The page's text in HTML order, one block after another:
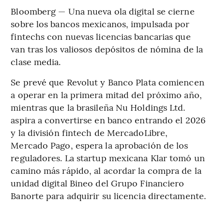
Bloomberg — Una nueva ola digital se cierne
sobre los bancos mexicanos, impulsada por
fintechs con nuevas licencias bancarias que
van tras los valiosos depósitos de nómina de la
clase media.
Se prevé que Revolut y Banco Plata comiencen
a operar en la primera mitad del próximo año,
mientras que la brasileña Nu Holdings Ltd.
aspira a convertirse en banco entrando el 2026
y la división fintech de MercadoLibre,
Mercado Pago, espera la aprobación de los
reguladores. La startup mexicana Klar tomó un
camino más rápido, al acordar la compra de la
unidad digital Bineo del Grupo Financiero
Banorte para adquirir su licencia directamente.